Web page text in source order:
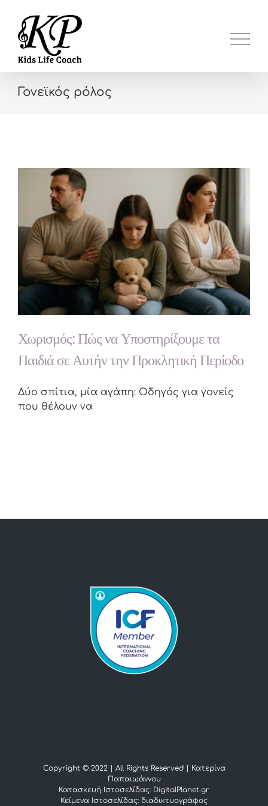
content
Γονεϊκός ρόλος
Χωρισμός: Πώς να Υποστηρίξουμε τα
Παιδιά σε Αυτήν την Προκλητική Περίοδο
Δύο σπίτια, μία αγάπη: Οδηγός για γονείς
που θέλουν να
Copyright © 2022 | All Rights Reserved |
Κατερίνα
Παπαιωάννου
Κατασκευή Ιστοσελίδας: DigitalPlanet.gr
Κείμενα Ιστοσελίδας: διαδικτυογράφος